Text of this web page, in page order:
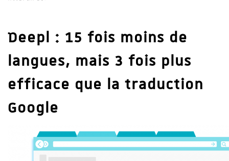
Deepl : 15 fois moins de
langues, mais 3 fois plus
efficace que la traduction
Google